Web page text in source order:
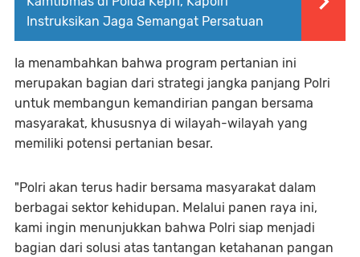
Instruksikan Jaga Semangat Persatuan
Ia menambahkan bahwa program pertanian ini
merupakan bagian dari strategi jangka panjang Polri
untuk membangun kemandirian pangan bersama
masyarakat, khususnya di wilayah-wilayah yang
memiliki potensi pertanian besar.
"Polri akan terus hadir bersama masyarakat dalam
berbagai sektor kehidupan. Melalui panen raya ini,
kami ingin menunjukkan bahwa Polri siap menjadi
bagian dari solusi atas tantangan ketahanan pangan